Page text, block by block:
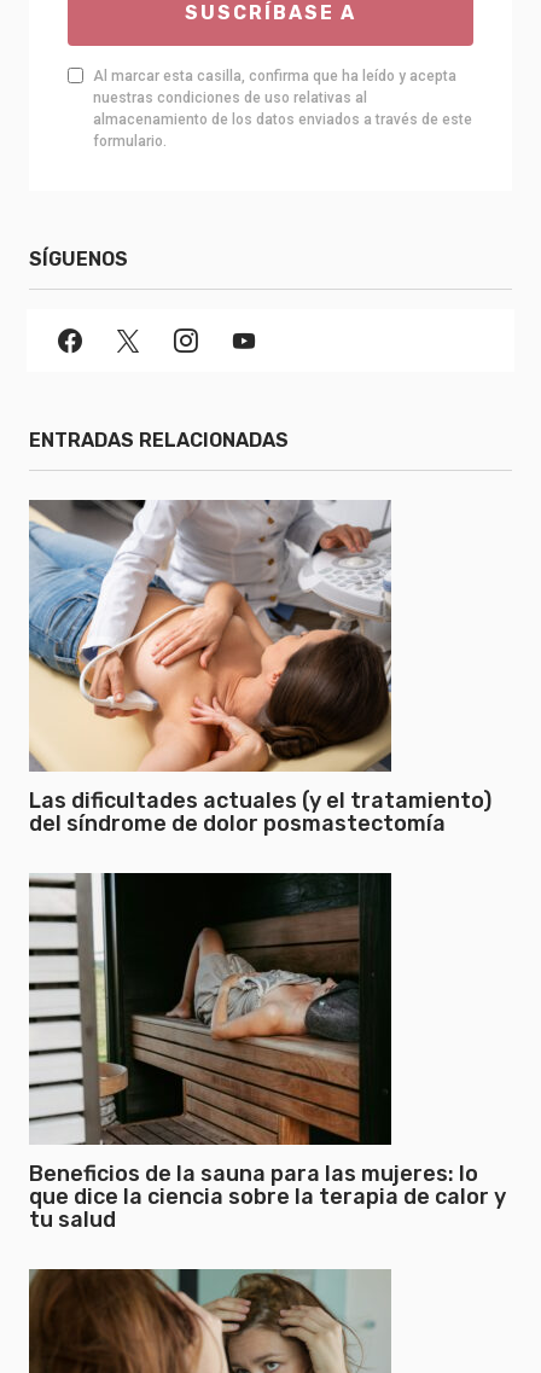
SUSCRÍBASE A
Al marcar esta casilla, confirma que ha leído y acepta
nuestras condiciones de uso relativas al
almacenamiento de los datos enviados a través de este
formulario.
SÍGUENOS
ENTRADAS RELACIONADAS
Las dificultades actuales (y el tratamiento)
del síndrome de dolor posmastectomía
Beneficios de la sauna para las mujeres: lo
que dice la ciencia sobre la terapia de calor y
tu salud